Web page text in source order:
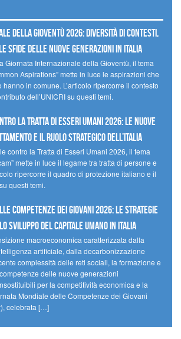
DELLA GIOVENTÙ 2026: DIVERSITÀ DI CONTESTI,
SFIDE DELLE NUOVE GENERAZIONI IN ITALIA
Giornata Internazionale della Gioventù, il tema
Aspirations” mette in luce le aspirazioni che
in comune. L’articolo ripercorre il contesto
dell’UNICRI su questi temi.
LA TRATTA DI ESSERI UMANI 2026: LE NUOVE
E IL RUOLO STRATEGICO DELL’ITALIA
contro la Tratta di Esseri Umani 2026, il tema
mette in luce il legame tra tratta di persone e
ripercorre il quadro di protezione italiano e il
questi temi.
COMPETENZE DEI GIOVANI 2026: LE STRATEGIE
SVILUPPO DEL CAPITALE UMANO IN ITALIA
macroeconomica caratterizzata dalla
artificiale, dalla decarbonizzazione
complessità delle reti sociali, la formazione e
delle nuove generazioni
per la competitività economica e la
Mondiale delle Competenze dei Giovani
celebrata […]